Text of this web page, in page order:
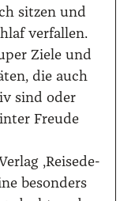
sit­zen und
ver­fal­len.
Zie­le und
die auch
sind oder
Freu­de
‚Rei­se­de­
beson­ders